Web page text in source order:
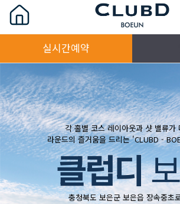
실시간예약
각 홀별 코스 레이아웃과 샷 밸류가
라운드의 즐거움을 드리는 'CLUBD -
클럽디
충청북도 보은군 보은읍 장속중초